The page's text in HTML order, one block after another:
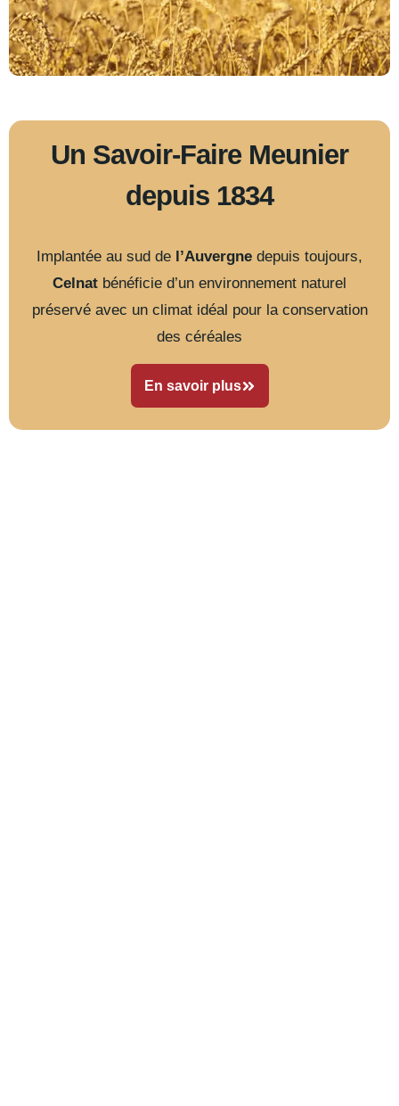
sains et
équilibrés
gammes Celnat
Découvrez
les gammes
Voir les
Un Savoir-Faire Meunier
depuis 1834
Implantée au sud de l’Auvergne depuis toujours,
Celnat bénéficie d’un environnement naturel
préservé avec un climat idéal pour la conservation
des céréales
En savoir plus